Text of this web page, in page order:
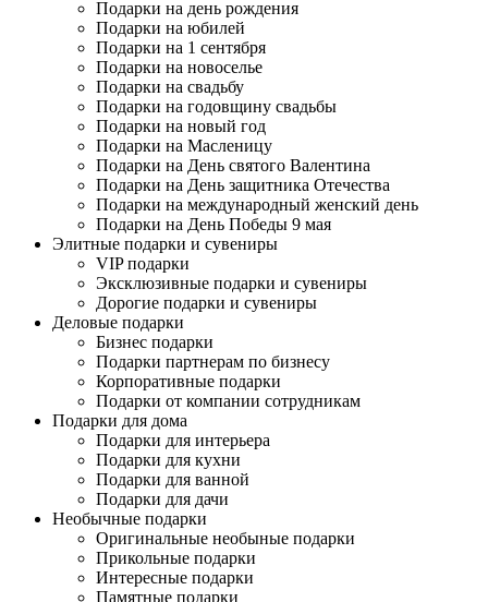
Подарки на день рождения
Подарки на юбилей
Подарки на 1 сентября
Подарки на новоселье
Подарки на свадьбу
Подарки на годовщину свадьбы
Подарки на новый год
Подарки на Масленицу
Подарки на День святого Валентина
Подарки на День защитника Отечества
Подарки на международный женский день
Подарки на День Победы 9 мая
Элитные подарки и сувениры
VIP подарки
Эксклюзивные подарки и сувениры
Дорогие подарки и сувениры
Деловые подарки
Бизнес подарки
Подарки партнерам по бизнесу
Корпоративные подарки
Подарки от компании сотрудникам
Подарки для дома
Подарки для интерьера
Подарки для кухни
Подарки для ванной
Подарки для дачи
Необычные подарки
Оригинальные необыные подарки
Прикольные подарки
Интересные подарки
Памятные подарки